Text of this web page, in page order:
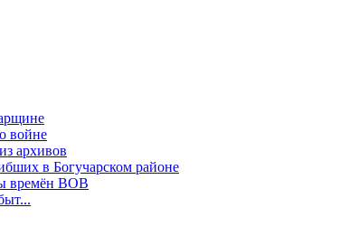
войне
архивов
в Богучарском районе
времён ВОВ